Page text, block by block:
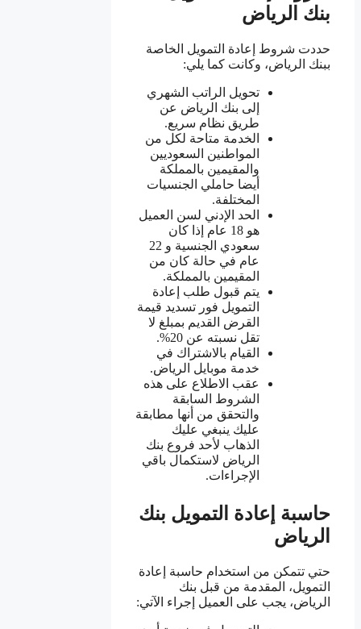
بنك الرياض
حددت شروط إعادة التمويل الخاصة
ببنك الرياض، وكانت كما يلي:
تحويل الراتب الشهري
إلى بنك الرياض عن
طريق نظام سريع.
الخدمة متاحة لكل من
المواطنين السعوديين
والمقيمين بالمملكة
أيضا حاملي الجنسيات
المختلفة.
الحد الإدني لسن العميل
هو 18 عام إذا كان
سعودي الجنسية و 22
عام في حالة كان من
المقيمين بالمملكة.
يتم قبول طلب إعادة
التمويل فور تسديد قيمة
القرض القديم بمبلغ لا
تقل نسبته عن 20%.
القيام بالاشتراك في
خدمة موبايل الرياض.
عقب الاطلاع على هذه
الشروط السابقة
والتحقق من أنها مطابقة
عليك ينبغي عليك
الذهاب لأحد فروع بنك
الرياض لاستكمال باقي
الإجراءات.
حاسبة إعادة التمويل بنك
الرياض
حتي تتمكن من استخدام حاسبة إعادة
التمويل، المقدمة من قبل بنك
الرياض، يجب على العميل إجراء الآتي: